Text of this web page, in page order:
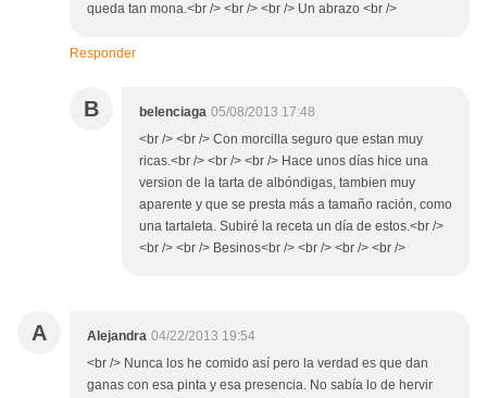
queda tan mona.<br /> <br /> <br /> Un abrazo <br />
Responder
B belenciaga 05/08/2013 17:48
<br /> <br /> Con morcilla seguro que estan muy
ricas.<br /> <br /> <br /> Hace unos días hice una
version de la tarta de albóndigas, tambien muy
aparente y que se presta más a tamaño ración, como
una tartaleta. Subiré la receta un día de estos.<br />
<br /> <br /> Besinos<br /> <br /> <br /> <br />
A Alejandra 04/22/2013 19:54
<br /> Nunca los he comido así pero la verdad es que dan
ganas con esa pinta y esa presencia. No sabía lo de hervir